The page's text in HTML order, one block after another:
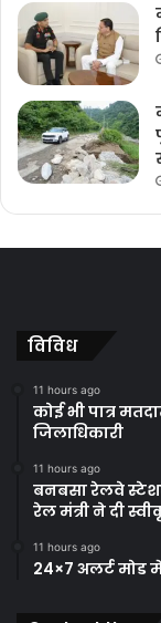
विविध
11 hours ago
कोई भी पात्र
जिलाधिकारी
11 hours ago
बनबसा रेलवे
रेल मंत्री ने दी
11 hours ago
24×7 अलर्ट मोड